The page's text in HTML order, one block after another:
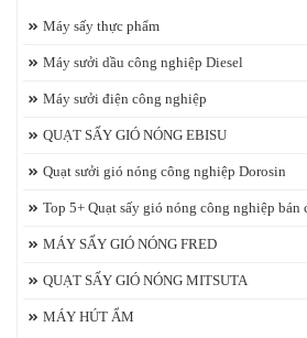
Máy sấy thực phẩm
Máy sưởi dầu công nghiệp Diesel
Máy sưởi điện công nghiệp
QUẠT SẤY GIÓ NÓNG EBISU
Quạt sưởi gió nóng công nghiệp Dorosin
Top 5+ Quạt sấy gió nóng công nghiệp bán
MÁY SẤY GIÓ NÓNG FRED
QUẠT SẤY GIÓ NÓNG MITSUTA
MÁY HÚT ẨM